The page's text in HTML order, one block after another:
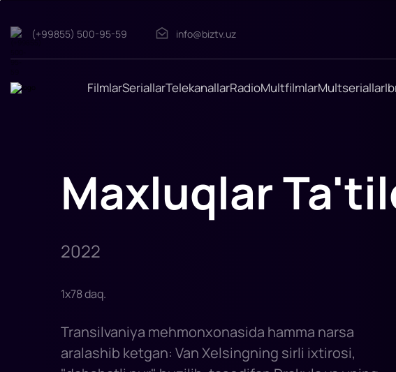
Maxluqlar
mehmonxonasida
(+99855) 500-95-59 info@biztv.uz
FilmlarSeriallarTelekanallarRadioMultfilmlarMultseriallar
Maxluqlar
2022
1x78daq.
Transilvaniya mehmonxonasida hamma narsa
aralashib ketgan: Van Xelsingning sirli ixtirosi,